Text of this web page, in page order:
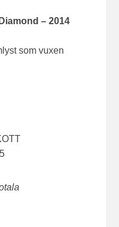
– 2014
som vuxen